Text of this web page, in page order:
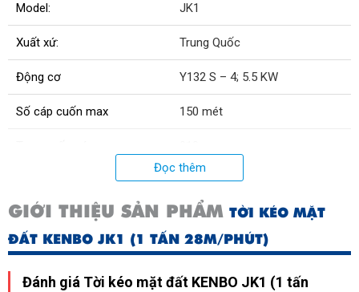
Model: JK1
Xuất xứ: Trung Quốc
Động cơ Y132 S – 4; 5.5 KW
Số cáp cuốn max 150 mét
6 x 19 – 9.3 mm
Số cáp có sẵn 100 mét
Phanh điện từ an toàn TJ2 – 150
Đọc thêm
GIỚI THIỆU SẢN PHẨM TỜI KÉO MẶT
ĐẤT KENBO JK1 (1 TẤN 28M/PHÚT)
Đánh giá Tời kéo mặt đất KENBO JK1 (1 tấn